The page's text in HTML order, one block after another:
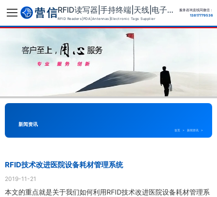
RFID读写器|手持终端|天线|电子标签供应商
RFID Readers|PDA|Antennas|Electronic Tags Supplier
服务咨询直线同微信：
13817779536
新闻资讯
首页 > 新闻资讯 >
RFID技术改进医院设备耗材管理系统
2019-11-21
本文的重点就是关于我们如何利用RFID技术改进医院设备耗材管理系